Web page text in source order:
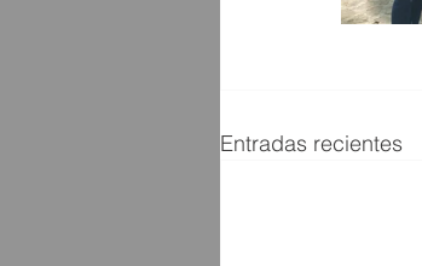
Entradas recientes